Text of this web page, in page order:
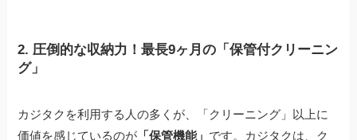
2. 圧倒的な収納力！最長9ヶ月の「保管付クリーニン
グ」
カジタクを利用する人の多くが、「クリーニング」以上に
価値を感じているのが 「保管機能」 です。カジタクは、ク